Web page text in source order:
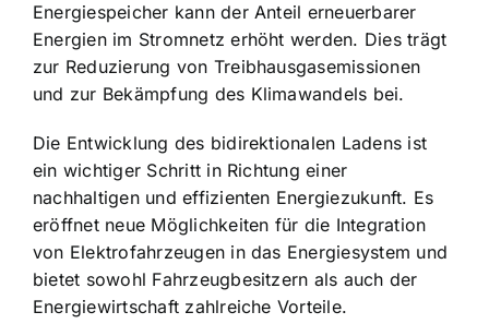
Energiespeicher kann der Anteil erneuerbarer
Energien im Stromnetz erhöht werden. Dies trägt
zur Reduzierung von Treibhausgasemissionen
und zur Bekämpfung des Klimawandels bei.
Die Entwicklung des bidirektionalen Ladens ist
ein wichtiger Schritt in Richtung einer
nachhaltigen und effizienten Energiezukunft. Es
eröffnet neue Möglichkeiten für die Integration
von Elektrofahrzeugen in das Energiesystem und
bietet sowohl Fahrzeugbesitzern als auch der
Energiewirtschaft zahlreiche Vorteile.